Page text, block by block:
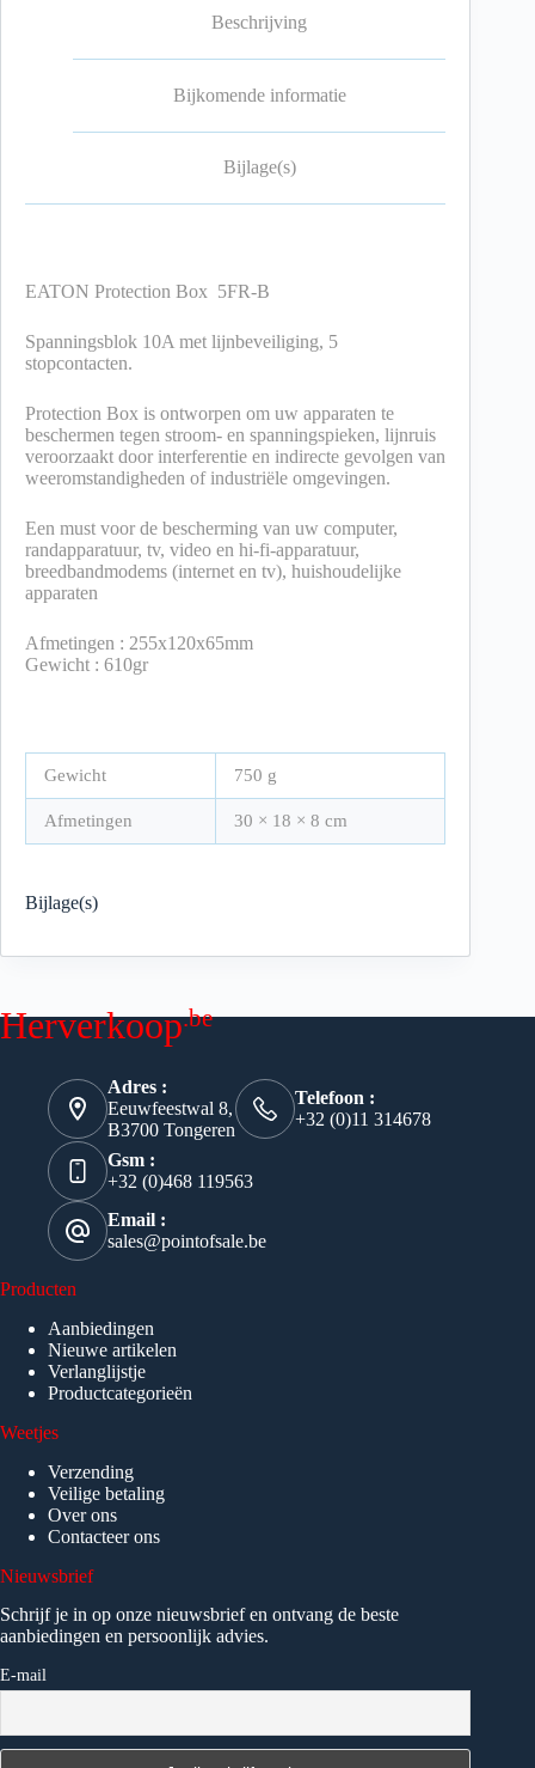
Beschrijving
Bijkomende informatie
Bijlage(s)
EATON Protection Box 5FR-B
Spanningsblok 10A met lijnbeveiliging, 5
stopcontacten.
Protection Box is ontworpen om uw apparaten te
beschermen tegen stroom- en spanningspieken, lijnruis
veroorzaakt door interferentie en indirecte gevolgen van
weeromstandigheden of industriële omgevingen.
Een must voor de bescherming van uw computer,
randapparatuur, tv, video en hi-fi-apparatuur,
breedbandmodems (internet en tv), huishoudelijke
apparaten
Afmetingen : 255x120x65mm
Gewicht : 610gr
Gewicht 750 g
Afmetingen 30 × 18 × 8 cm
Bijlage(s)
Herverkoop.be
Adres :
Eeuwfeestwal 8,
B3700 Tongeren
Telefoon :
+32 (0)11 314678
Gsm :
+32 (0)468 119563
Email :
sales@pointofsale.be
Producten
Aanbiedingen
Nieuwe artikelen
Verlanglijstje
Productcategorieën
Weetjes
Verzending
Veilige betaling
Over ons
Contacteer ons
Nieuwsbrief
Schrijf je in op onze nieuwsbrief en ontvang de beste
aanbiedingen en persoonlijk advies.
E-mail